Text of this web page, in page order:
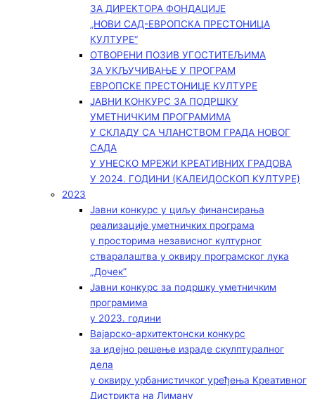
ЗА ДИРЕКТОРА ФОНДАЦИЈЕ
„НОВИ САД-ЕВРОПСКА ПРЕСТОНИЦА
КУЛТУРЕ“
ОТВОРЕНИ ПОЗИВ УГОСТИТЕЉИМА
ЗА УКЉУЧИВАЊЕ У ПРОГРАМ
ЕВРОПСКЕ ПРЕСТОНИЦЕ КУЛТУРЕ
ЈАВНИ КОНКУРС ЗА ПОДРШКУ
УМЕТНИЧКИМ ПРОГРАМИМА
У СКЛАДУ СА ЧЛАНСТВОМ ГРАДА НОВОГ
САДА
У УНЕСКО МРЕЖИ КРЕАТИВНИХ ГРАДОВА
У 2024. ГОДИНИ (КАЛЕИДОСКОП КУЛТУРЕ)
2023
Јавни конкурс у циљу финансирања
реализације уметничких програма
у просторима независног културног
стваралаштва у оквиру програмског лука
„Дочек”
Јавни конкурс за подршку уметничким
програмима
у 2023. години
Вајарско-архитектонски конкурс
за идејно решење израде скулптуралног
дела
у оквиру урбанистичког уређења Креативног
Дистрикта на Лиману